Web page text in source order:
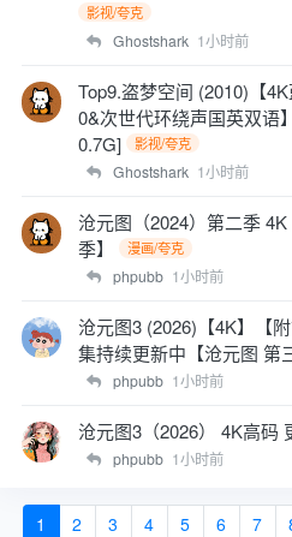
影视/夸克
Ghostshark 1小时前
Top9.盗梦空间 (2010)【
0&次世代环绕声国英双语
0.7G]
影视/夸克
Ghostshark 1小时前
沧元图（2024）第二季
季】
漫画/夸克
phpubb 1小时前
沧元图3 (2026)【4K】【
集持续更新中【沧元图 第
phpubb 1小时前
沧元图3（2026） 4K高码
phpubb 1小时前
1 2 3 4 5 6 7